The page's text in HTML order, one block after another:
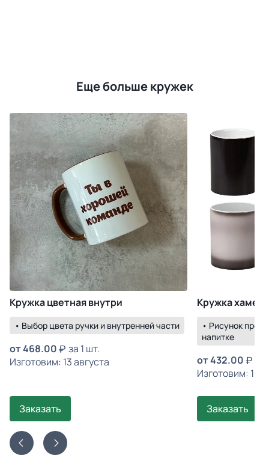
Еще больше кружек
Кружка цветная внутри
• Выбор цвета ручки и внутренней части
от468.00
за 1 шт.
Изготовим: 13 августа
Заказать
Кружка
• Рисунок
напитке
от432.00
Изготовим: 18
Заказать